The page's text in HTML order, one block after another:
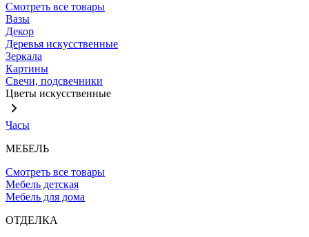
Смотреть все товары
Вазы
Декор
Деревья искусственные
Зеркала
Картины
Свечи, подсвечники
Цветы искусственные
Часы
МЕБЕЛЬ
Смотреть все товары
Мебель детская
Мебель для дома
ОТДЕЛКА